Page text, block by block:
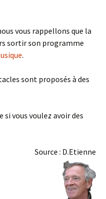
vous rappellons que la
sortir son programme
.
sont proposés à des
vous voulez avoir des
Source : D.Etienne